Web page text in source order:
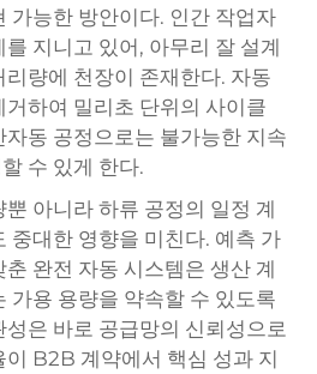
가능한 방안이다. 인간 작업자
를 지니고 있어, 아무리 잘 설계
량에 천장이 존재한다. 자동
하여 밀리초 단위의 사이클
동 공정으로는 불가능한 지속
수 있게 한다.
아니라 하류 공정의 일정 계
중대한 영향을 미친다. 예측 가
완전 자동 시스템은 생산 계
가용 용량을 약속할 수 있도록
은 바로 공급망의 신뢰성으로
B2B 계약에서 핵심 성과 지